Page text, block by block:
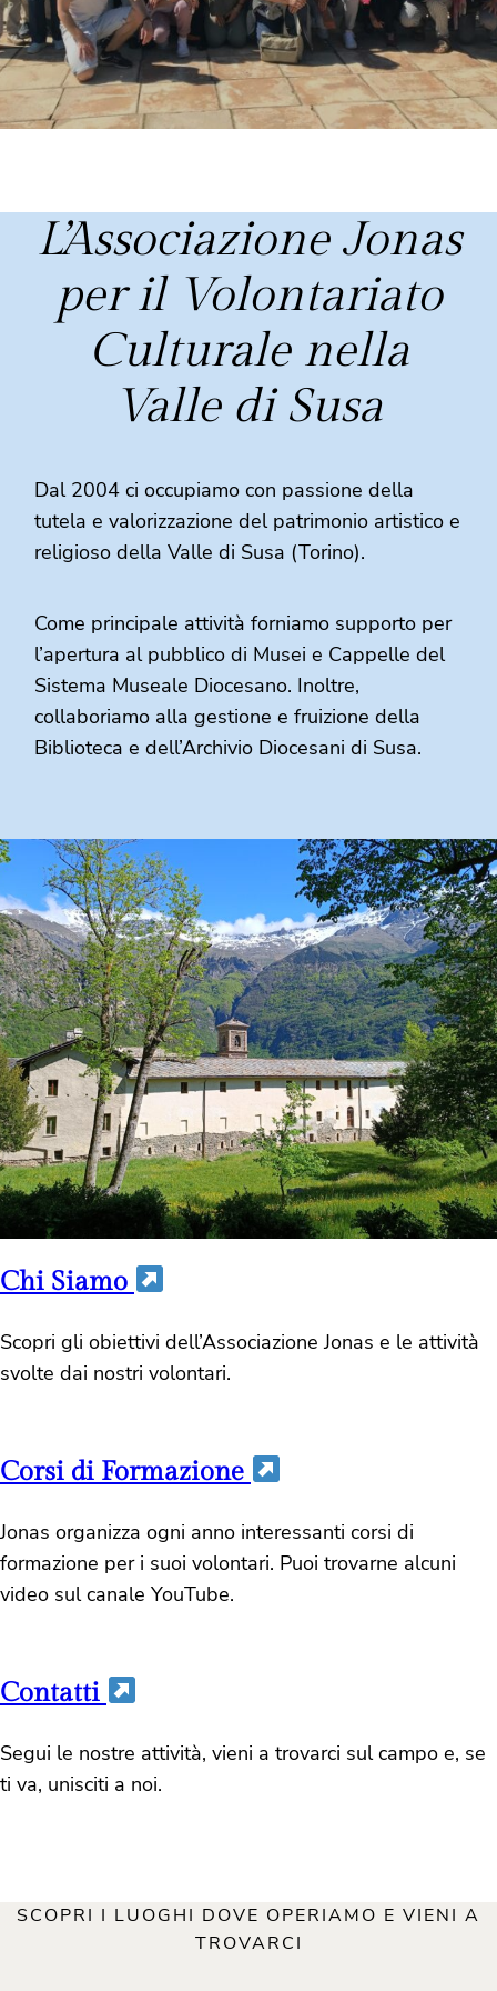
L’Associazione Jonas
per il Volontariato
Culturale nella
Valle di Susa
Dal 2004 ci occupiamo con passione della
tutela e valorizzazione del patrimonio artistico e
religioso della Valle di Susa (Torino).
Come principale attività forniamo supporto per
l’apertura al pubblico di Musei e Cappelle del
Sistema Museale Diocesano. Inoltre,
collaboriamo alla gestione e fruizione della
Biblioteca e dell’Archivio Diocesani di Susa.
Chi Siamo
Scopri gli obiettivi dell’Associazione Jonas e le attività
svolte dai nostri volontari.
Corsi di Formazione
Jonas organizza ogni anno interessanti corsi di
formazione per i suoi volontari. Puoi trovarne alcuni
video sul canale YouTube.
Contatti
Segui le nostre attività, vieni a trovarci sul campo e, se
ti va, unisciti a noi.
SCOPRI I LUOGHI DOVE OPERIAMO E VIENI A
TROVARCI